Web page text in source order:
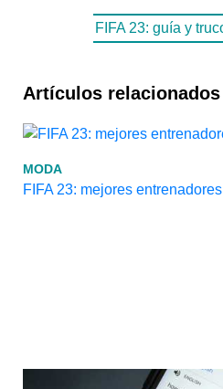
FIFA 23: guía y
Artículos relacionados
MODA
FIFA 23: mejores